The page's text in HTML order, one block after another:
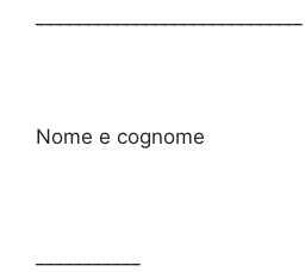
Nome e cognome